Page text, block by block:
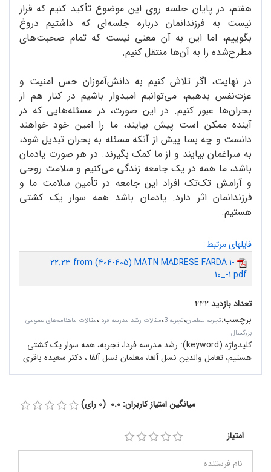
هفتم، در پایان جلسه روی این موضوع تأکید کنیم که قرار
نیست به فرزندانمان درباره جلسه‌ای که داشتیم دروغ
بگوییم، اما این به آن معنی نیست که تمام صحبت‌های
مطرح‌شده را به آن‌ها منتقل کنیم.
در نهایت، اگر تلاش کنیم به دانش‌آموزان حس امنیت و
عزت‌نفس بدهیم، می‌توانیم امیدوار باشیم در کنار هم از
بحران‌ها عبور کنیم. در این صورت، در مسئله‌هایی که در
آینده ممکن است پیش بیایند، ما را امین خود خواهند
دانست و چه بسا پیش از آنکه مسئله به بحران تبدیل شود،
به سراغمان بیایند و از ما کمک بگیرند. در هر صورت یادمان
باشد، ما همه در یک جامعه زندگی می‌کنیم و سلامت روحی
و آرامش تک‌تک افراد این جامعه در تأمین سلامت ما و
فرزندانمان اثر دارد. یادمان باشد همه سوار یک کشتی
هستیم.
فایلهای مرتبط
22.23 from (404-405) MATN MADRESE FARDA 1-
10_-1.pdf
تعداد بازدید۴۴۲
برچسب:تجربه معلمان،تجربه 3 ،مقالات رشد مدرسه فردا،مقالات ماهنامه‌های عمومی
بزرگسال
کلیدواژه (keyword):
رشد مدرسه فردا، تجربه، همه سوار یک کشتی
هستیم، تعامل والدین نسل آلفا، معلمان نسل آلفا ، دکتر سعیده باقری
میانگین امتیاز کاربران: 0.0 (0 رای)
امتیاز